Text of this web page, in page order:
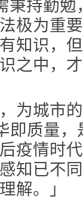
秉持勤
极为重
知识，
之中，
为城市
即质量
疫情时
知已不
解。」